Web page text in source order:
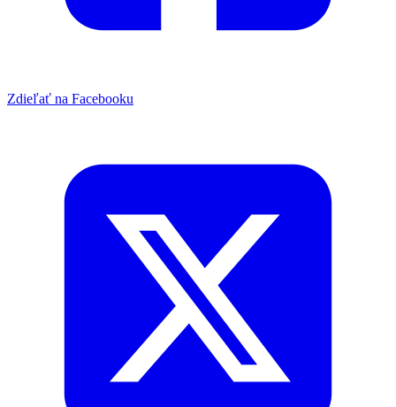
Zdieľať na Facebooku